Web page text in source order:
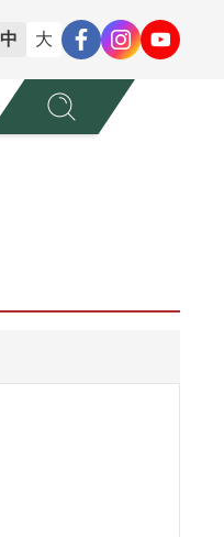
中 大